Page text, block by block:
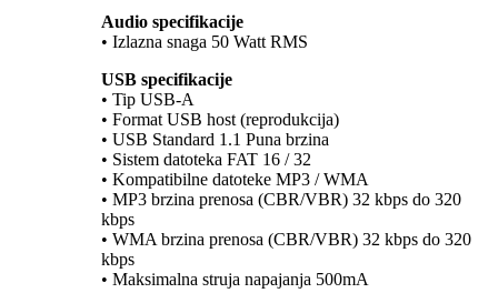
Audio specifikacije
• Izlazna snaga 50 Watt RMS
USB specifikacije
• Tip USB-A
• Format USB host (reprodukcija)
• USB Standard 1.1 Puna brzina
• Sistem datoteka FAT 16 / 32
• Kompatibilne datoteke MP3 / WMA
• MP3 brzina prenosa (CBR/VBR) 32 kbps do 320
kbps
• WMA brzina prenosa (CBR/VBR) 32 kbps do 320
kbps
• Maksimalna struja napajanja 500mA